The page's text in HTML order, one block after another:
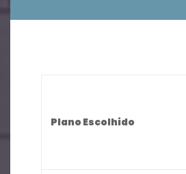
Plano Escolhido